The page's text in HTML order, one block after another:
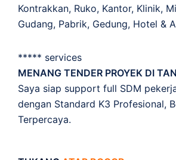
Kontrakkan, Ruko, Kantor, Klinik,
Gudang, Pabrik, Gedung, Hotel &
***** services
MENANG TENDER PROYEK DI
Saya siap support full SDM
dengan Standard K3 Profesional,
Terpercaya.